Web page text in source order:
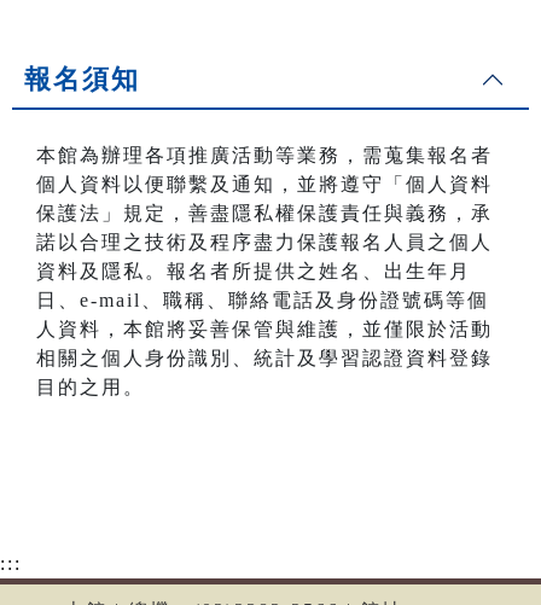
報名須知
本館為辦理各項推廣活動等業務，需蒐集報名者
個人資料以便聯繫及通知，並將遵守「個人資料
保護法」規定，善盡隱私權保護責任與義務，承
諾以合理之技術及程序盡力保護報名人員之個人
資料及隱私。報名者所提供之姓名、出生年月
日、e-mail、職稱、聯絡電話及身份證號碼等個
人資料，本館將妥善保管與維護，並僅限於活動
相關之個人身份識別、統計及學習認證資料登錄
目的之用。
:::